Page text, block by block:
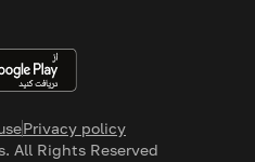
Privacy policy
All Rights Reserved